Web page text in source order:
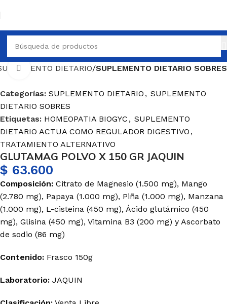
DIETARIO SUPLEMENTO DIETARIO SOBRES
Haga Click para agrandar
Categorías: SUPLEMENTO DIETARIO , SUPLEMENTO
DIETARIO SOBRES
Etiquetas: HOMEOPATIA BIOGYC , SUPLEMENTO
DIETARIO ACTUA COMO REGULADOR DIGESTIVO ,
TRATAMIENTO ALTERNATIVO
GLUTAMAG POLVO X 150 GR JAQUIN
$ 63.600
Composición: Citrato de Magnesio (1.500 mg), Mango
(2.780 mg), Papaya (1.000 mg), Piña (1.000 mg), Manzana
(1.000 mg), L-cisteina (450 mg), Ácido glutámico (450
mg), Glisina (450 mg), Vitamina B3 (200 mg) y Ascorbato
de sodio (86 mg)
Contenido: Frasco 150g
Laboratorio: JAQUIN